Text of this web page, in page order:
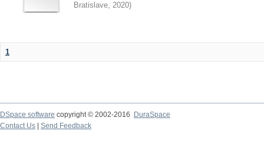
Bratislave, 2020)
1
DSpace software copyright © 2002-2016
DuraSpace
Contact Us
Send Feedback